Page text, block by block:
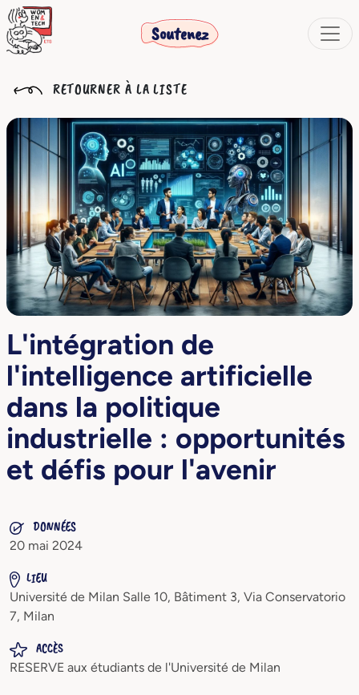
Soutenez
RETOURNER À LA LISTE
L'intégration de
l'intelligence artificielle
dans la politique
industrielle : opportunités
et défis pour l'avenir
DONNÉES
20 mai 2024
LIEU
Université de Milan Salle 10, Bâtiment 3, Via Conservatorio
7, Milan
ACCÈS
RESERVE aux étudiants de l'Université de Milan